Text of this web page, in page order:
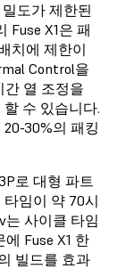
도가 제한된
Fuse X1은 패
치에 제한이
Control을
간 열 조정을
수 있습니다.
30%의 패킹
로 대형 파트
임이 약 70시
는 사이클 타임
Fuse X1 한
빌드를 효과